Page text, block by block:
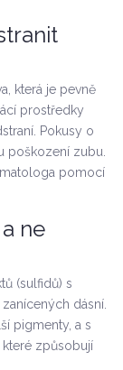
která je pevně
prostředky
Pokusy o
poškození zubu.
pomocí
ne
(sulfidů) s
dásní.
pigmenty, a s
způsobují